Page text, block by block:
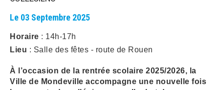
Le 03 Septembre 2025
Horaire : 14h-17h
Lieu : Salle des fêtes - route de Rouen
À l’occasion de la rentrée scolaire 2025/2026, la
Ville de Mondeville accompagne une nouvelle fois
ARRÊTÉS MUNICIPAUX
DÉLIBÉRATIONS